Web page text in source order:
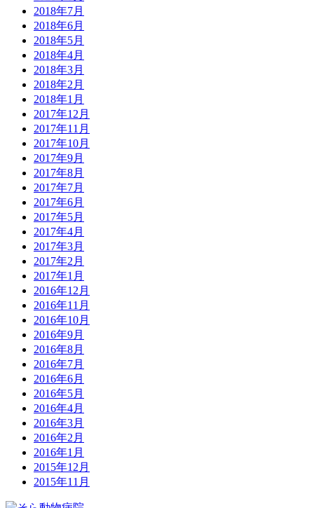
2018年7月
2018年6月
2018年5月
2018年4月
2018年3月
2018年2月
2018年1月
2017年12月
2017年11月
2017年10月
2017年9月
2017年8月
2017年7月
2017年6月
2017年5月
2017年4月
2017年3月
2017年2月
2017年1月
2016年12月
2016年11月
2016年10月
2016年9月
2016年8月
2016年7月
2016年6月
2016年5月
2016年4月
2016年3月
2016年2月
2016年1月
2015年12月
2015年11月